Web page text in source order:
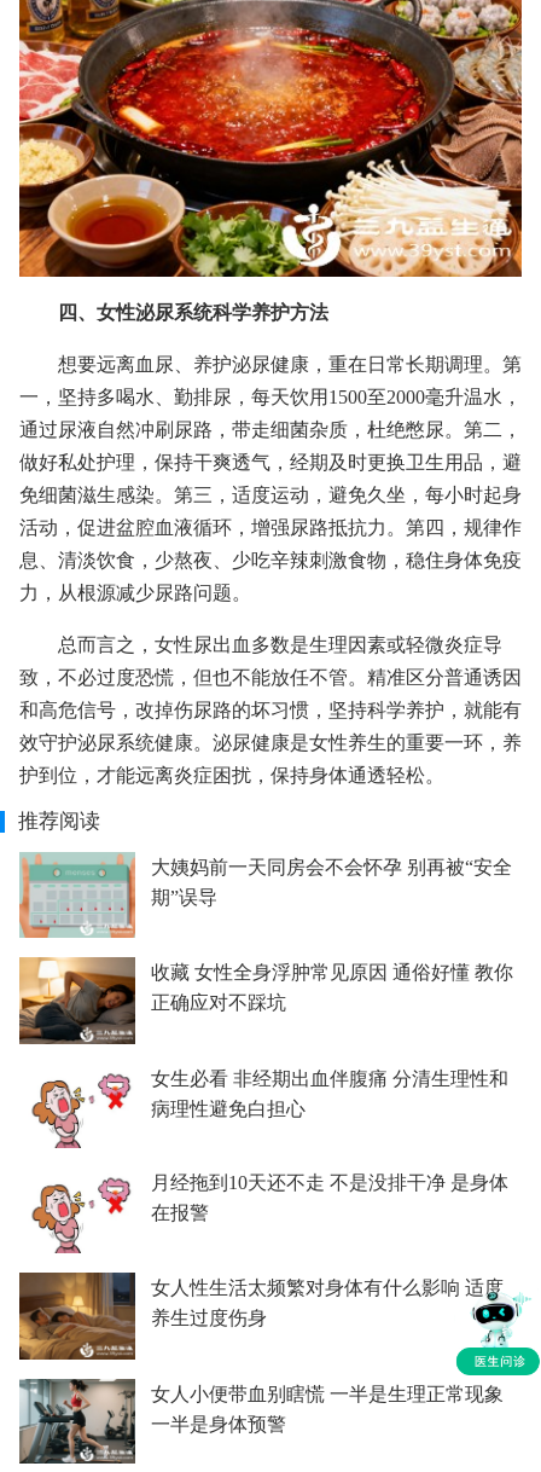
四、女性泌尿系统科学养护方法
想要远离血尿、养护泌尿健康，重在日常长期调理。第
一，坚持多喝水、勤排尿，每天饮用1500至2000毫升温水，
通过尿液自然冲刷尿路，带走细菌杂质，杜绝憋尿。第二，
做好私处护理，保持干爽透气，经期及时更换卫生用品，避
免细菌滋生感染。第三，适度运动，避免久坐，每小时起身
活动，促进盆腔血液循环，增强尿路抵抗力。第四，规律作
息、清淡饮食，少熬夜、少吃辛辣刺激食物，稳住身体免疫
力，从根源减少尿路问题。
总而言之，女性尿出血多数是生理因素或轻微炎症导
致，不必过度恐慌，但也不能放任不管。精准区分普通诱因
和高危信号，改掉伤尿路的坏习惯，坚持科学养护，就能有
效守护泌尿系统健康。泌尿健康是女性养生的重要一环，养
护到位，才能远离炎症困扰，保持身体通透轻松。
推荐阅读
大姨妈前一天同房会不会怀孕 别再被“安全
期”误导
收藏 女性全身浮肿常见原因 通俗好懂 教你
正确应对不踩坑
女生必看 非经期出血伴腹痛 分清生理性和
病理性避免白担心
月经拖到10天还不走 不是没排干净 是身体
在报警
女人性生活太频繁对身体有什么影响 适度
养生过度伤身
女人小便带血别瞎慌 一半是生理正常现象
一半是身体预警